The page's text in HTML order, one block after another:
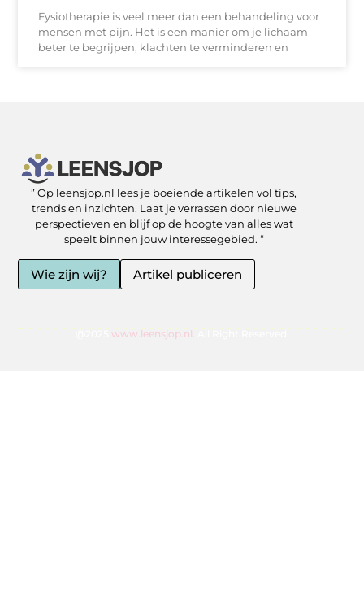
Fysiotherapie is veel meer dan een behandeling voor
mensen met pijn. Het is een manier om je lichaam
beter te begrijpen, klachten te verminderen en
” Op leensjop.nl lees je boeiende artikelen vol tips,
trends en inzichten. Laat je verrassen door nieuwe
perspectieven en blijf op de hoogte van alles wat
speelt binnen jouw interessegebied. “
Wie zijn wij? Artikel publiceren
www.leensjop.nl.